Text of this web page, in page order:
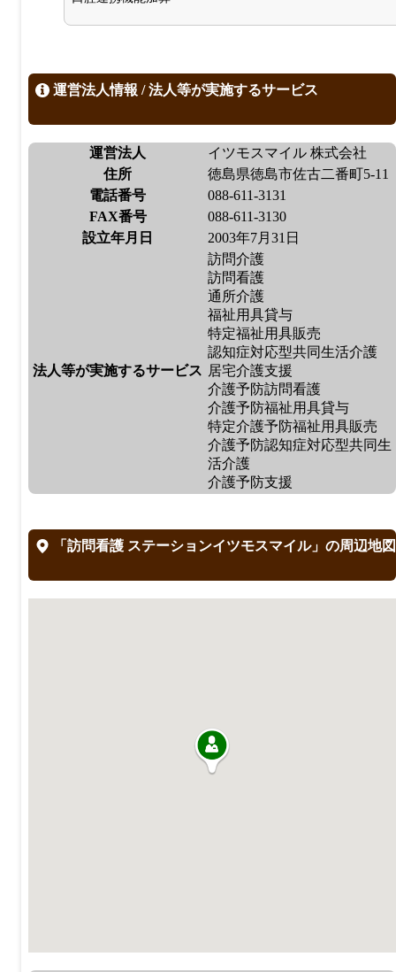
運営法人情報 / 法人等が実施するサービス
運営法人
イツモスマイル 株式会社
住所
徳島県徳島市佐古二番町5-11
電話番号
088-611-3131
FAX番号
088-611-3130
設立年月日
2003年7月31日
法人等が実施するサービス
訪問介護
訪問看護
通所介護
福祉用具貸与
特定福祉用具販売
認知症対応型共同生活介護
居宅介護支援
介護予防訪問看護
介護予防福祉用具貸与
特定介護予防福祉用具販売
介護予防認知症対応型共同生
活介護
介護予防支援
「訪問看護 ステーションイツモスマイル」の周辺地図